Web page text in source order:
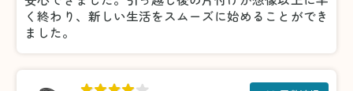
く終わり、新しい生活をスムーズに始めることができ
ました。